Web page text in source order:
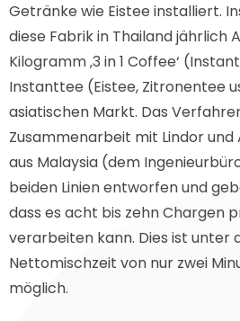
Getränke wie Eistee installiert.
diese Fabrik in Thailand jährlich
Kilogramm ‚3 in 1 Coffee‘
Instanttee (Eistee, Zitronentee
asiatischen Markt. Das
Zusammenarbeit mit Lindor und
aus Malaysia (dem
beiden Linien entworfen und
dass es acht bis zehn Chargen
verarbeiten kann. Dies ist unter
Nettomischzeit von nur zwei
möglich.